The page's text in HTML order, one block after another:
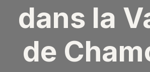
dans la
de